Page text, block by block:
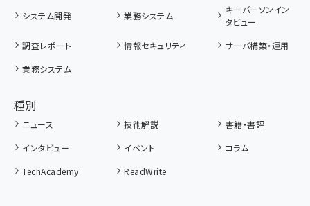
システム開発 業務システム
キーパーソンイン
タビュー
調査レポート
情報セキュリティ
サーバ構築・運用
業務システム
種別
ニュース 技術解説
書籍・書評
インタビュー
イベント
コラム
TechAcademy
ReadWrite